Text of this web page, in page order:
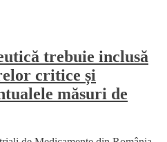
trebuie inclusă
critice și
măsuri de